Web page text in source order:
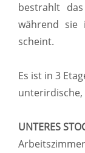
bestrahlt
während sie
scheint.
Es ist in 3
unterirdische,
UNTERES